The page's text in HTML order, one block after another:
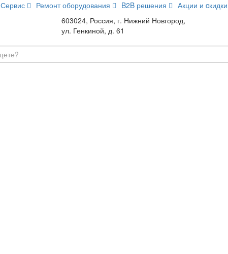
Сервис Ремонт оборудования B2B решения Акции и cкидки
603024, Россия, г. Нижний Новгород,
ул. Генкиной, д. 61